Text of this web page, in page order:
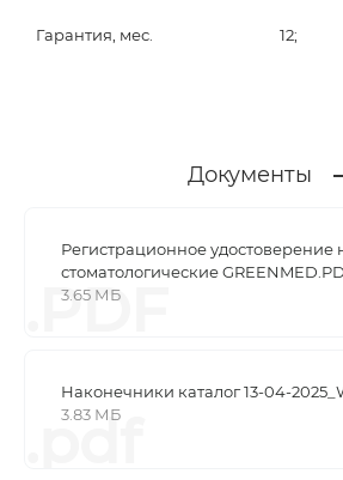
Гарантия, мес. 12;
Документы
Регистрационное удостоверение
стоматологические
3.65 МБ
.PDF
Наконечники каталог 13-04-
3.83 МБ
.pdf